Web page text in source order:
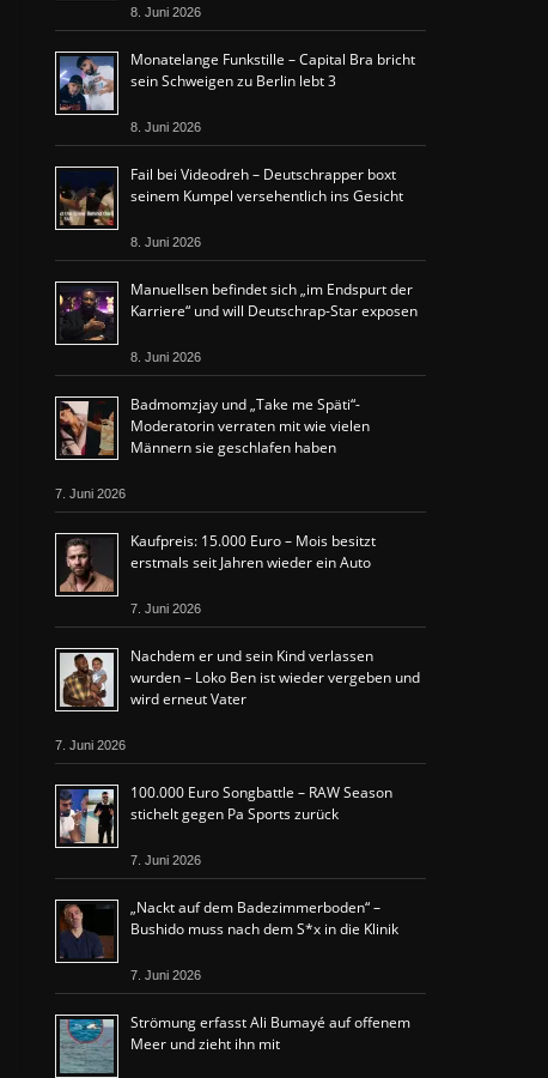
8. Juni 2026
Monatelange Funkstille – Capital Bra bricht
sein Schweigen zu Berlin lebt 3
8. Juni 2026
Fail bei Videodreh – Deutschrapper boxt
seinem Kumpel versehentlich ins Gesicht
8. Juni 2026
Manuellsen befindet sich „im Endspurt der
Karriere“ und will Deutschrap-Star exposen
8. Juni 2026
Badmomzjay und „Take me Späti“-
Moderatorin verraten mit wie vielen
Männern sie geschlafen haben
7. Juni 2026
Kaufpreis: 15.000 Euro – Mois besitzt
erstmals seit Jahren wieder ein Auto
7. Juni 2026
Nachdem er und sein Kind verlassen
wurden – Loko Ben ist wieder vergeben und
wird erneut Vater
7. Juni 2026
100.000 Euro Songbattle – RAW Season
stichelt gegen Pa Sports zurück
7. Juni 2026
„Nackt auf dem Badezimmerboden“ –
Bushido muss nach dem S*x in die Klinik
7. Juni 2026
Strömung erfasst Ali Bumayé auf offenem
Meer und zieht ihn mit